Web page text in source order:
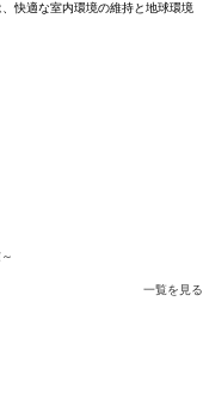
快適な室内環境の維持と地球環境
一覧を見る